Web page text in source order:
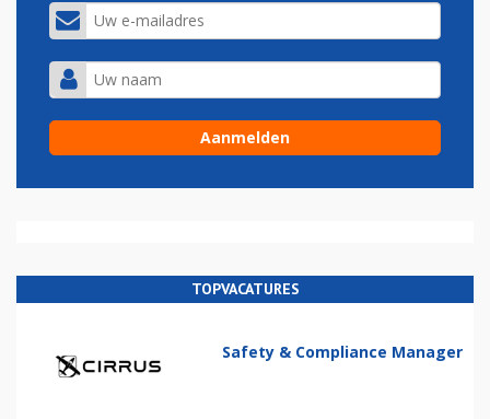
TOPVACATURES
Safety & Compliance Manager